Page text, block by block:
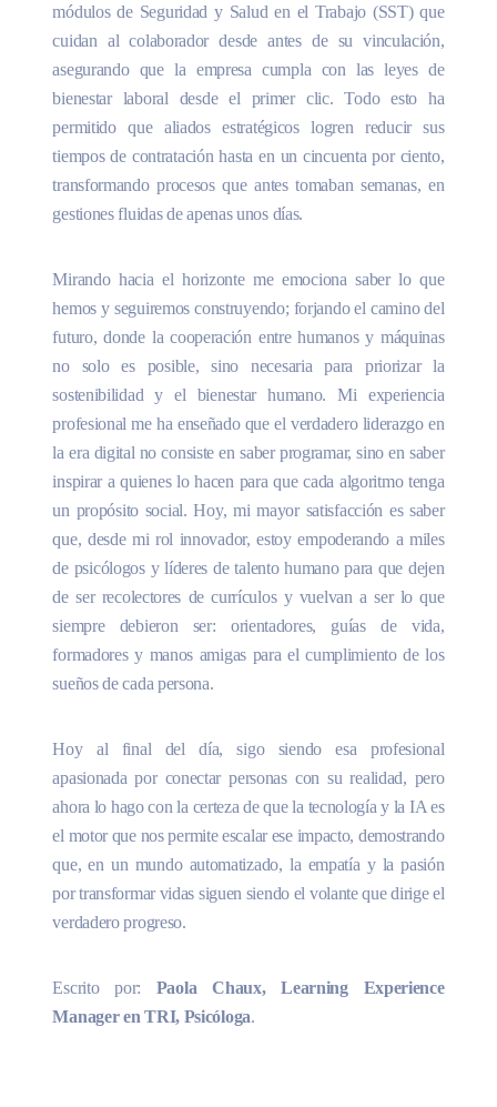
módulos de Seguridad y Salud en el Trabajo (SST) que
cuidan al colaborador desde antes de su vinculación,
asegurando que la empresa cumpla con las leyes de
bienestar laboral desde el primer clic. Todo esto ha
permitido que aliados estratégicos logren reducir sus
tiempos de contratación hasta en un cincuenta por ciento,
transformando procesos que antes tomaban semanas, en
gestiones fluidas de apenas unos días.
Mirando hacia el horizonte me emociona saber lo que
hemos y seguiremos construyendo; forjando el camino del
futuro, donde la cooperación entre humanos y máquinas
no solo es posible, sino necesaria para priorizar la
sostenibilidad y el bienestar humano. Mi experiencia
profesional me ha enseñado que el verdadero liderazgo en
la era digital no consiste en saber programar, sino en saber
inspirar a quienes lo hacen para que cada algoritmo tenga
un propósito social. Hoy, mi mayor satisfacción es saber
que, desde mi rol innovador, estoy empoderando a miles
de psicólogos y líderes de talento humano para que dejen
de ser recolectores de currículos y vuelvan a ser lo que
siempre debieron ser: orientadores, guías de vida,
formadores y manos amigas para el cumplimiento de los
sueños de cada persona.
Hoy al final del día, sigo siendo esa profesional
apasionada por conectar personas con su realidad, pero
ahora lo hago con la certeza de que la tecnología y la IA es
el motor que nos permite escalar ese impacto, demostrando
que, en un mundo automatizado, la empatía y la pasión
por transformar vidas siguen siendo el volante que dirige el
verdadero progreso.
Escrito por: Paola Chaux, Learning Experience
Manager en TRI, Psicóloga.